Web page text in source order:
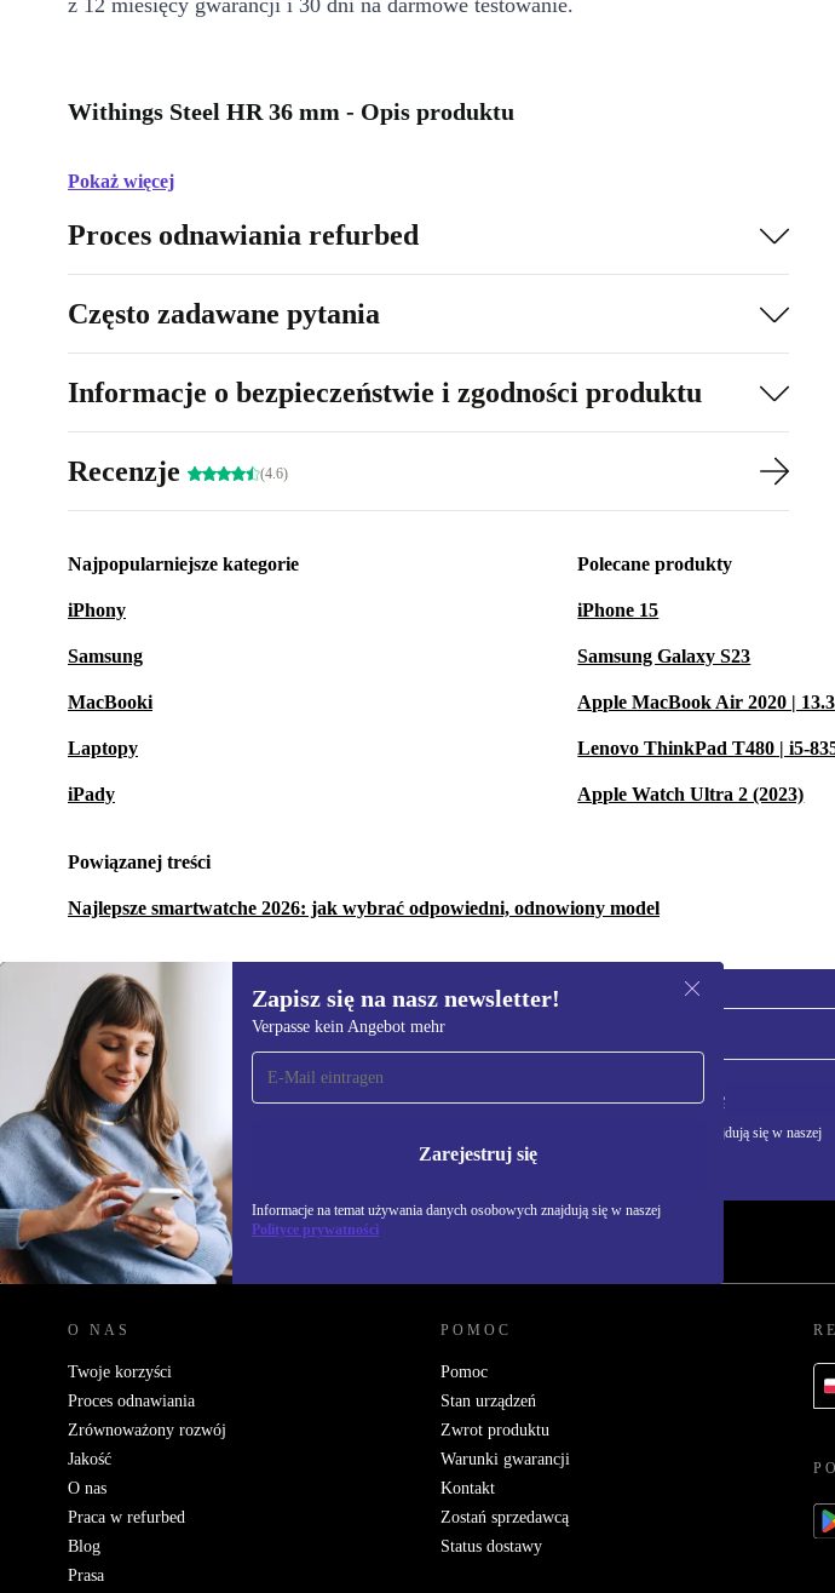
z 12 miesięcy gwarancji i 30 dni na darmowe testowanie.
Withings Steel HR 36 mm - Opis produktu
Pokaż więcej
Proces odnawiania refurbed
Często zadawane pytania
Informacje o bezpieczeństwie i zgodności produktu
Recenzje (4.6)
Najpopularniejsze kategorie
iPhony
Samsung
MacBooki
Laptopy
iPady
Polecane produkty
iPhone 15
Samsung Galaxy S23
Apple MacBook Air 2020 |
Lenovo ThinkPad T480 | i5-
Apple Watch Ultra 2 (2023)
Powiązanej treści
Najlepsze smartwatche 2026: jak wybrać odpowiedni, odnowiony model
Zapisz się na nasz newsletter!
Verpasse kein Angebot mehr
Zarejestruj się
Informacje na temat używania danych osobowych znajdują się w naszej
Polityce prywatności
Zapisz się na nasz
newsletter!
Nie przegap żadnej oferty.
Zarejestruj się
Informacje na temat używania danych osobowych znajdują się w naszej
Polityce prywatności
REFURBED POLSKA - RETHINK NEW.
O NAS
Twoje korzyści
Proces odnawiania
Zrównoważony rozwój
Jakość
O nas
Praca w refurbed
Blog
Prasa
POMOC
Pomoc
Stan urządzeń
Zwrot produktu
Warunki gwarancji
Kontakt
Zostań sprzedawcą
Status dostawy